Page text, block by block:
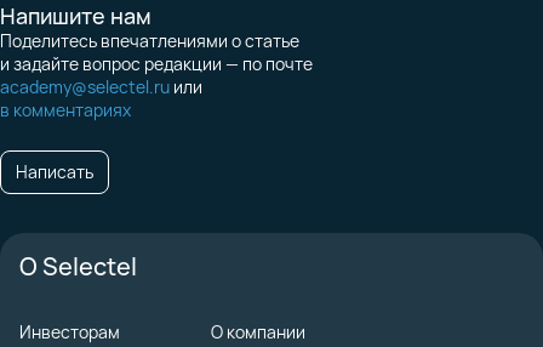
Напишите нам
Поделитесь впечатлениями о статье
и задайте вопрос редакции — по почте
academy@selectel.ru или
в комментариях
Написать
О Selectel
Инвесторам О компании